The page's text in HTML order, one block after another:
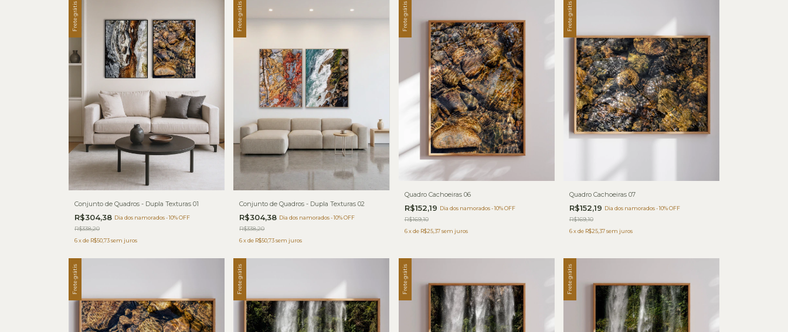
Frete grátis
Conjunto de Quadros - Dupla Texturas 01
R$304,38 Dia dos namorados - 10% OFF
R$338,20
6xde R$50,73sem juros
Frete grátis
Conjunto de Quadros - Dupla Texturas 02
R$304,38 Dia dos namorados - 10% OFF
R$338,20
6 xde R$50,73 sem juros
Frete grátis
Quadro Cachoeiras 06
R$152,19 Dia dos namorados - 10% OFF
R$169,10
6 xde R$25,37 sem juros
Frete grátis
Quadro Cachoeiras 07
R$152,19 Dia dos namorados - 10% OFF
R$169,10
6 xde R$25,37 sem juros
Frete grátis Frete grátis Frete grátis Frete grátis